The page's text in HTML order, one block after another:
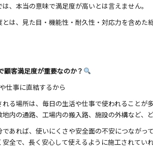
、本当の意味で満足度が高いとは言えません。
とは、見た目・機能性・耐久性・対応力を含めた
客満足度が重要なのか？
仕事に直結するから
る場所は、毎日の生活や仕事で使われることが多
内の通路、工場内の搬入路、施設の外構など、
あれば、使いにくさや安全面の不安につながって
全で、長く安心して使えるように施工されてい